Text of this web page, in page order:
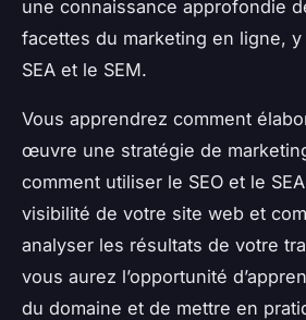
une connaissance approfondie
facettes du marketing en ligne, y
SEA et le SEM.
Vous apprendrez comment
œuvre une stratégie de
comment utiliser le SEO et le
visibilité de votre site web et
analyser les résultats de votre
vous aurez l’opportunité
du domaine et de mettre en